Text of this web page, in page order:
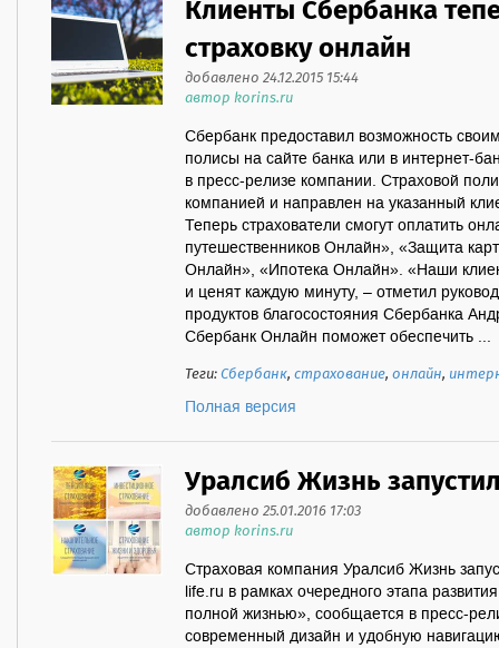
Клиенты Сбербанка
страховку онлайн
добавлено 24.12.2015 15:44
автор korins.ru
Сбербанк предоставил возможность
полисы на сайте банка или в интернет-
в пресс-релизе компании. Страховой
компанией и направлен на указанный
Теперь страхователи смогут оплатить
путешественников Онлайн», «Защита
Онлайн», «Ипотека Онлайн». «Наши
и ценят каждую минуту, – отметил
продуктов благосостояния Сбербанка
Сбербанк Онлайн поможет обеспечить ...
Теги:Сбербанк,страхование,онлайн,
Полная версия
Уралсиб Жизнь
добавлено 25.01.2016 17:03
автор korins.ru
Страховая компания Уралсиб Жизнь
life.ru в рамках очередного этапа
полной жизнью», сообщается в пресс-
современный дизайн и удобную